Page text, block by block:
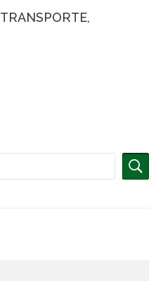
TRANSPORTE